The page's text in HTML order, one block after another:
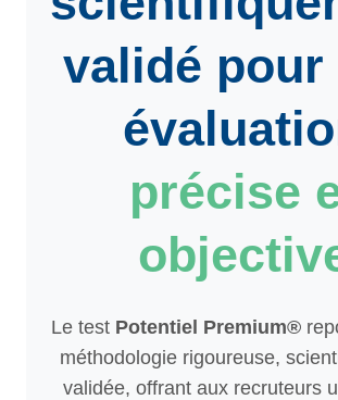
validé pour
précise
Le test Potentiel Premium®
méthodologie rigoureuse,
validée, offrant aux recruteurs